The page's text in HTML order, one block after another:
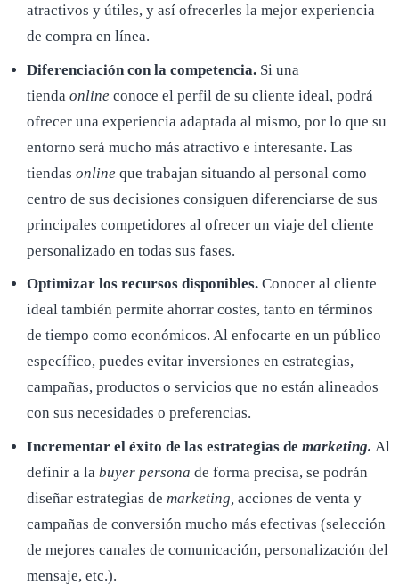
atractivos y útiles, y así ofrecerles la mejor experiencia
de compra en línea.
Diferenciación con la competencia. Si una
tiendaonline conoce el perfil de su cliente ideal, podrá
ofrecer una experiencia adaptada al mismo, por lo que su
entorno será mucho más atractivo e interesante. Las
tiendasonline que trabajan situando al personal como
centro de sus decisiones consiguen diferenciarse de sus
principales competidores al ofrecer un viaje del cliente
personalizado en todas sus fases.
Optimizar los recursos disponibles. Conocer al cliente
ideal también permite ahorrar costes, tanto en términos
de tiempo como económicos. Al enfocarte en un público
específico, puedes evitar inversiones en estrategias,
campañas, productos o servicios que no están alineados
con sus necesidades o preferencias.
Incrementar el éxito de las estrategias demarketing. Al
definir a la buyer persona de forma precisa, se podrán
diseñar estrategias demarketing, acciones de venta y
campañas de conversión mucho más efectivas (selección
de mejores canales de comunicación, personalización del
mensaje, etc.).